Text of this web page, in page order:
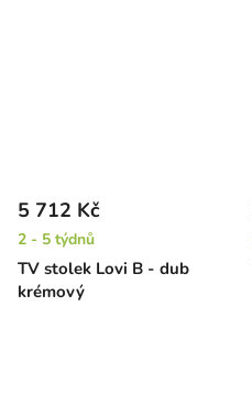
TV stolek Lovi B - dub
krémový
5 712 Kč
2 - 5 týdnů